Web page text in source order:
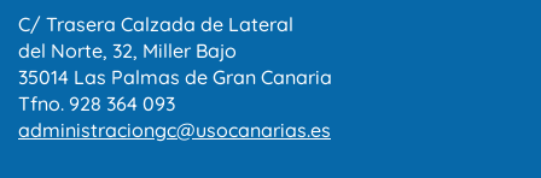
C/ Trasera Calzada de Lateral
del Norte, 32, Miller Bajo
35014 Las Palmas de Gran Canaria
Tfno. 928 364 093
administraciongc@usocanarias.es